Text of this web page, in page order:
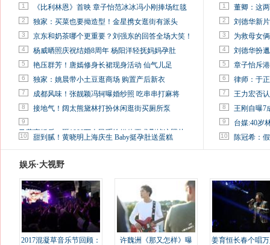
1 《比利林恩》首映 章子怡范冰冰冯小刚捧场红毯
2 独家：买菜也要拗造型！金星携女逛街有派头
3 京东和奶茶哪个更重要？刘强东的回答全场大笑！
4 杨威晒照庆祝结婚8周年 杨阳洋轻抚妈妈孕肚
5 艳压群芳！唐嫣修身长裙现身活动 仙气儿足
6 独家：姚晨带小土豆逛商场 购置产后新衣
7 成都风味！张靓颖冯轲曝婚纱照 吃串串打麻将
8 接地气！阔太熊黛林打扮休闲逛街买厕所泵
9
马蓉离婚后，砸1000万人民币给媒体要求删掉这照片
10 甜到腻！黄晓明上海庆生 Baby挺孕肚送蛋糕
1 董卿：这
2 刘德华新
3 为救母女
4 刘德华扮
5 章子怡斥
6 律师：于
7 王力宏否
8 王刚自曝7
9 台媒:40岁
10 陈冠希：
娱乐·大视野
2017混凝草音乐节回顾：
许魏洲《那又怎样》曝
姜育恒长春个唱